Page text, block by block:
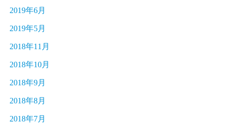
2019年6月
2019年5月
2018年11月
2018年10月
2018年9月
2018年8月
2018年7月